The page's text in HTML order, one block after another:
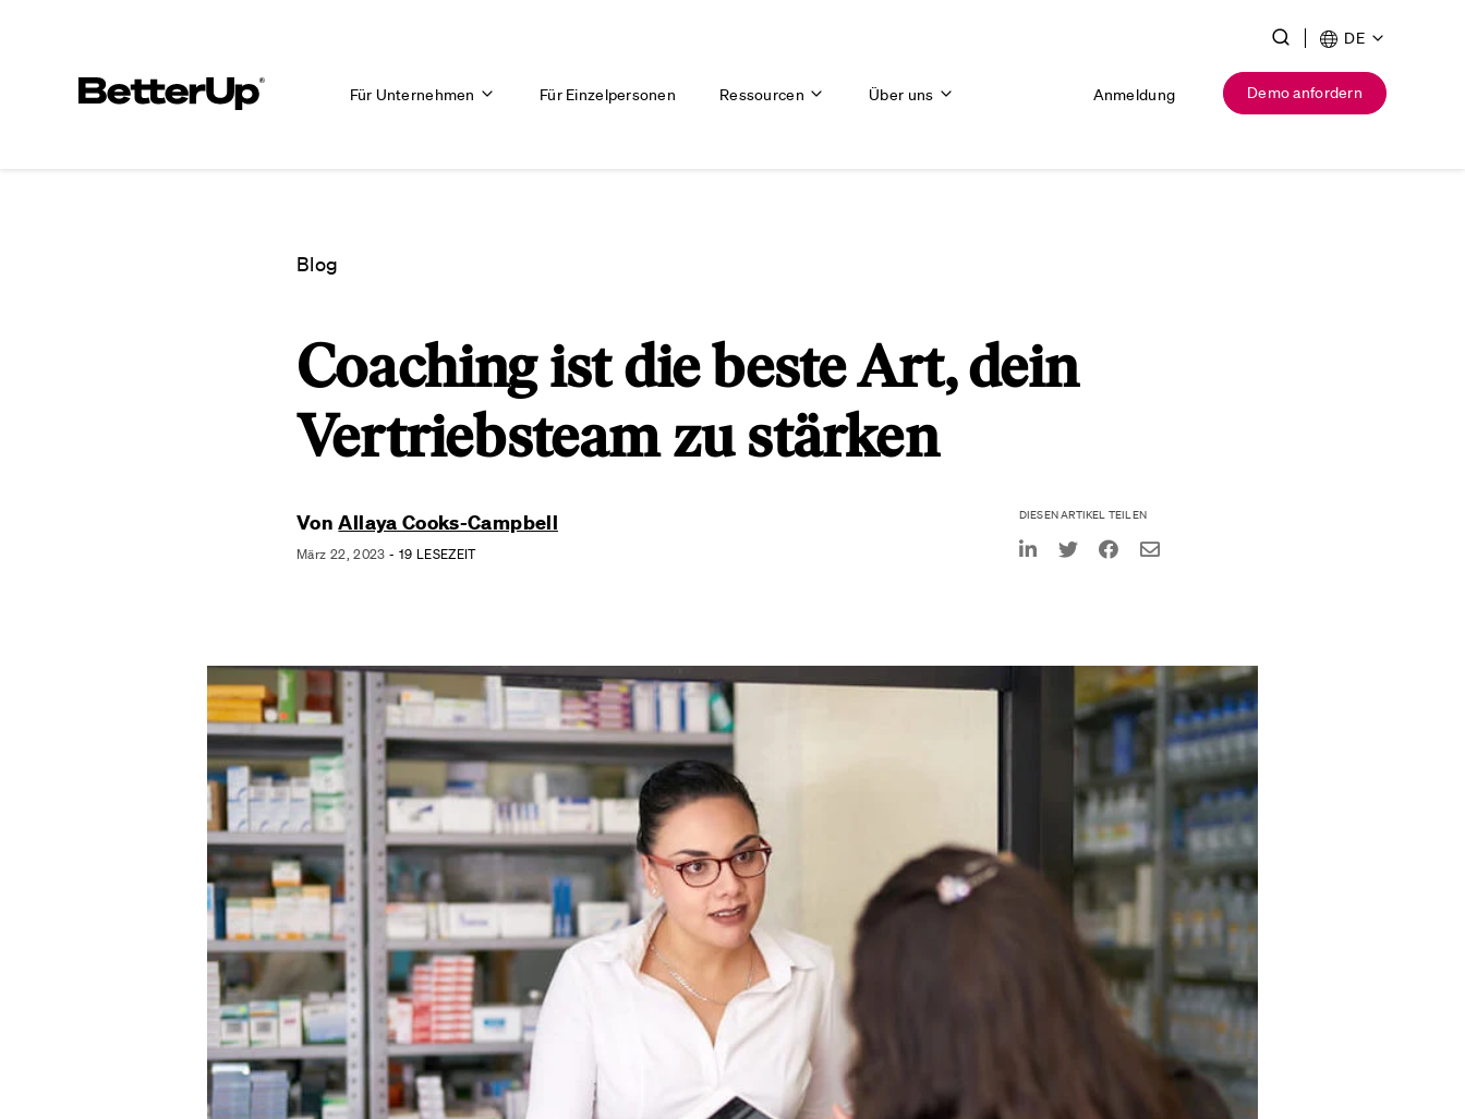
DE
Für Unternehmen Für Einzelpersonen Ressourcen Über uns Anmeldung Demo anfordern
Blog
Coaching ist die beste Art, dein
Vertriebsteam zu stärken
VonAllaya Cooks-Campbell
März 22, 2023 - 19 LESEZEIT
DIESEN ARTIKEL TEILEN